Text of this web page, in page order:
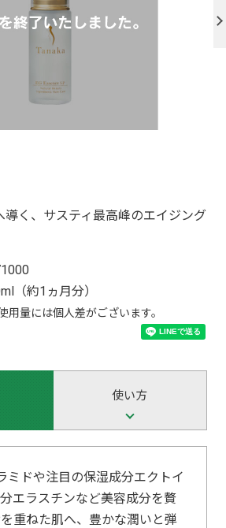
導く、サスティ最高峰のエイジング
（約1ヵ月分）
用量には個人差がございます。
使い方
ミドや注目の保湿成分エクトイ
エラスチンなど美容成分を贅
重ねた肌へ、豊かな潤いと弾